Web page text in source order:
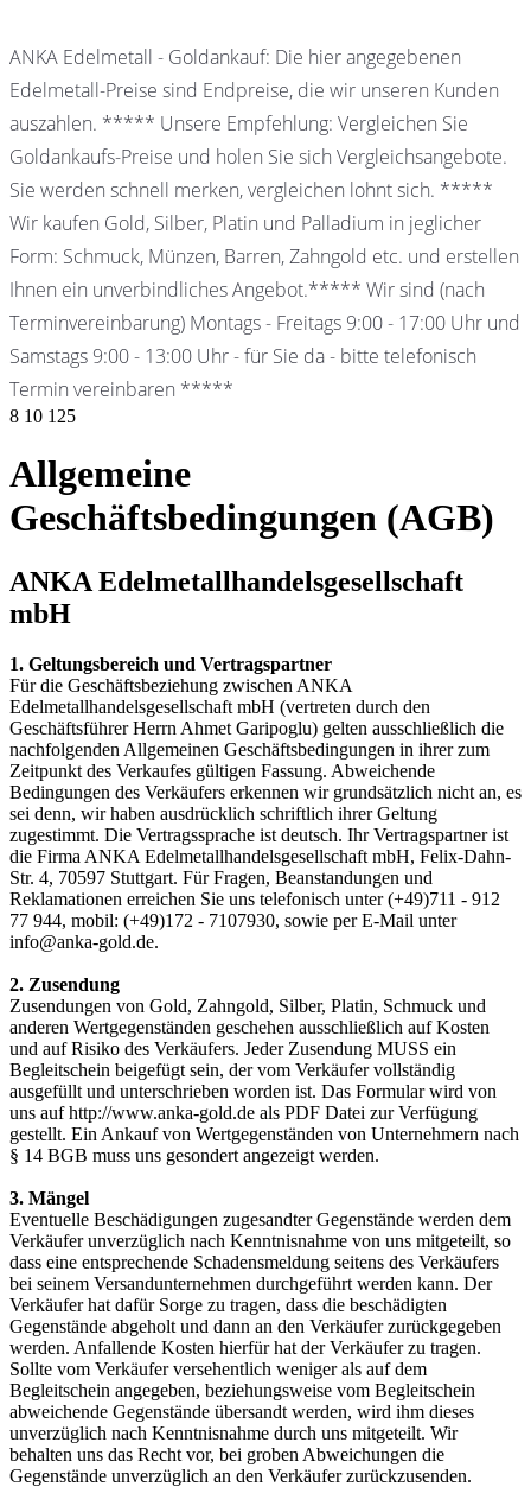
ANKA Edelmetall - Goldankauf: Die hier angegebenen
Edelmetall-Preise sind Endpreise, die wir unseren Kunden
auszahlen. ***** Unsere Empfehlung: Vergleichen Sie
Goldankaufs-Preise und holen Sie sich Vergleichsangebote.
Sie werden schnell merken, vergleichen lohnt sich. *****
Wir kaufen Gold, Silber, Platin und Palladium in jeglicher
Form: Schmuck, Münzen, Barren, Zahngold etc. und erstellen
Ihnen ein unverbindliches Angebot.***** Wir sind (nach
Terminvereinbarung) Montags - Freitags 9:00 - 17:00 Uhr und
Samstags 9:00 - 13:00 Uhr - für Sie da - bitte telefonisch
Termin vereinbaren *****
8 10 125
Allgemeine
Geschäftsbedingungen (AGB)
ANKA Edelmetallhandelsgesellschaft
mbH
1. Geltungsbereich und Vertragspartner
Für die Geschäftsbeziehung zwischen ANKA
Edelmetallhandelsgesellschaft mbH (vertreten durch den
Geschäftsführer Herrn Ahmet Garipoglu) gelten ausschließlich die
nachfolgenden Allgemeinen Geschäftsbedingungen in ihrer zum
Zeitpunkt des Verkaufes gültigen Fassung. Abweichende
Bedingungen des Verkäufers erkennen wir grundsätzlich nicht an, es
sei denn, wir haben ausdrücklich schriftlich ihrer Geltung
zugestimmt. Die Vertragssprache ist deutsch. Ihr Vertragspartner ist
die Firma ANKA Edelmetallhandelsgesellschaft mbH, Felix-Dahn-
Str. 4, 70597 Stuttgart. Für Fragen, Beanstandungen und
Reklamationen erreichen Sie uns telefonisch unter (+49)711 - 912
77 944, mobil: (+49)172 - 7107930, sowie per E-Mail unter
info@anka-gold.de.
2. Zusendung
Zusendungen von Gold, Zahngold, Silber, Platin, Schmuck und
anderen Wertgegenständen geschehen ausschließlich auf Kosten
und auf Risiko des Verkäufers. Jeder Zusendung MUSS ein
Begleitschein beigefügt sein, der vom Verkäufer vollständig
ausgefüllt und unterschrieben worden ist. Das Formular wird von
uns auf http://www.anka-gold.de als PDF Datei zur Verfügung
gestellt. Ein Ankauf von Wertgegenständen von Unternehmern nach
§ 14 BGB muss uns gesondert angezeigt werden.
3. Mängel
Eventuelle Beschädigungen zugesandter Gegenstände werden dem
Verkäufer unverzüglich nach Kenntnisnahme von uns mitgeteilt, so
dass eine entsprechende Schadensmeldung seitens des Verkäufers
bei seinem Versandunternehmen durchgeführt werden kann. Der
Verkäufer hat dafür Sorge zu tragen, dass die beschädigten
Gegenstände abgeholt und dann an den Verkäufer zurückgegeben
werden. Anfallende Kosten hierfür hat der Verkäufer zu tragen.
Sollte vom Verkäufer versehentlich weniger als auf dem
Begleitschein angegeben, beziehungsweise vom Begleitschein
abweichende Gegenstände übersandt werden, wird ihm dieses
unverzüglich nach Kenntnisnahme durch uns mitgeteilt. Wir
behalten uns das Recht vor, bei groben Abweichungen die
Gegenstände unverzüglich an den Verkäufer zurückzusenden.